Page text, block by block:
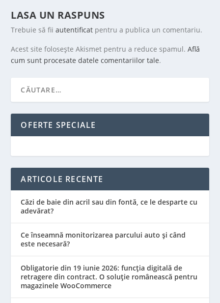
LASA UN RASPUNS
Trebuie să fiiautentificat pentru a publica un comentariu.
Acest site folosește Akismet pentru a reduce spamul.Află
cum sunt procesate datele comentariilor tale.
OFERTE SPECIALE
ARTICOLE RECENTE
Căzi de baie din acril sau din fontă, ce le desparte cu
adevărat?
Ce înseamnă monitorizarea parcului auto și când
este necesară?
Obligatorie din 19 iunie 2026: funcția digitală de
retragere din contract. O soluție românească pentru
magazinele WooCommerce